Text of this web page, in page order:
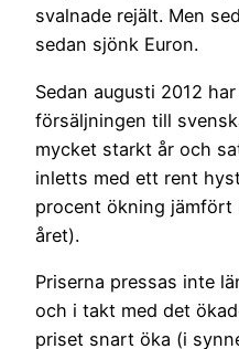
svalnade rejält. Men
sedan sjönk Euron.
Sedan augusti 2012
försäljningen till
mycket starkt år och
inletts med ett rent
procent ökning jämfört
året).
Priserna pressas inte
och i takt med det
priset snart öka (i